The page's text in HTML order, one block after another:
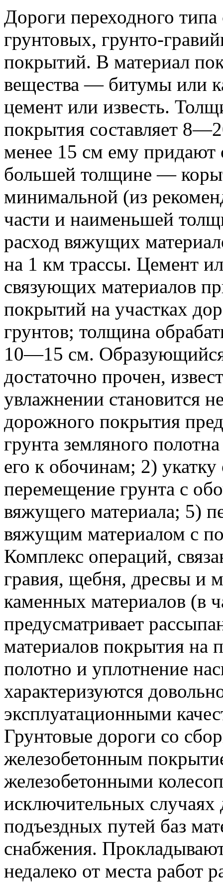
Дороги переходного
грунтовых, грунто-
покрытий. В материал
вещества — битумы или
цемент или известь.
покрытия составляет
менее 15 см ему
большей толщине —
минимальной (из
части и наименьшей
расход вяжущих
на 1 км трассы. Цемент
связующих материалов
покрытий на участках
грунтов; толщина
10—15 см. Образующийся
достаточно прочен,
увлажнении становится
дорожного покрытия
грунта земляного
его к обочинам; 2)
перемещение грунта с
вяжущего материала; 5)
вяжущим материалом с
Комплекс операций,
гравия, щебня, дресвы и
каменных материалов (в
предусматривает
материалов покрытия на
полотно и уплотнение
характеризуются
эксплуатационными
Грунтовые дороги со
железобетонным
железобетонными
исключительных случаях
подъездных путей баз
снабжения.
недалеко от места работ